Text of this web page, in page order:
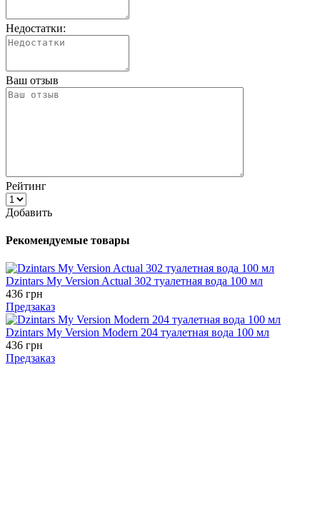
Недостатки:
Ваш отзыв
Рейтинг
Добавить
Рекомендуемые товары
Dzintars My Version Actual 302 туалетная вода 100 мл
436 грн
Предзаказ
Dzintars My Version Modern 204 туалетная вода 100 мл
436 грн
Предзаказ